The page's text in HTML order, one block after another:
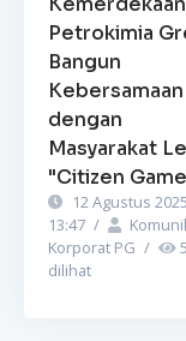
Petrokimia
Bangun
Kebersamaan
dengan
Masyarakat
"Citizen
12 Agustus 2025
13:47 /
Korporat PG /
dilihat